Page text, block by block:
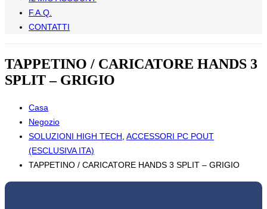
F.A.Q.
CONTATTI
TAPPETINO / CARICATORE HANDS 3
SPLIT – GRIGIO
Casa
Negozio
SOLUZIONI HIGH TECH ACCESSORI PC POUT
(ESCLUSIVA ITA)
TAPPETINO / CARICATORE HANDS 3 SPLIT – GRIGIO